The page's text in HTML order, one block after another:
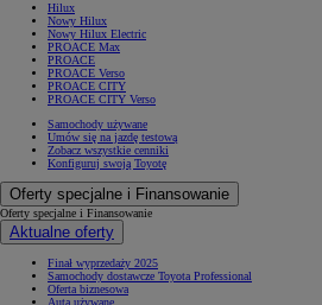
Hilux
Nowy Hilux
Nowy Hilux Electric
PROACE Max
PROACE
PROACE Verso
PROACE CITY
PROACE CITY Verso
Samochody używane
Umów się na jazdę testową
Zobacz wszystkie cenniki
Konfiguruj swoją Toyotę
Oferty specjalne i Finansowanie
Oferty specjalne i Finansowanie
Aktualne oferty
Finał wyprzedaży 2025
Samochody dostawcze Toyota Professional
Oferta biznesowa